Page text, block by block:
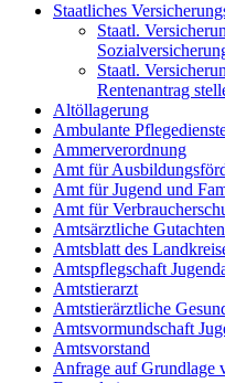
Staatliches
Staatl.
Staatl.
Rentenantrag
Altöllagerung
Ambulante
Ammerverordnung
Amt für
Amt für Jugend und
Amt für
Amtsärztliche
Amtsblatt des
Amtspflegschaft
Amtstierarzt
Amtstierärztliche
Amtsvormundschaft
Amtsvorstand
Anfrage auf Grundlage